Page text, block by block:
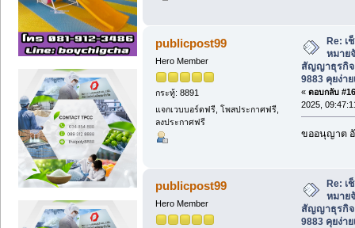
publicpost99
Hero Member
กระทู้: 8891
แจกเวบบอร์ดฟรี, โพสประกาศฟรี,
ลงประกาศฟรี
Re: เ
หมาย
สัญญาธุรกิจ
9883 คุยง่า
« ตอบกลับ
2025,
ขออนุญาต
publicpost99
Hero Member
Re: เ
หมาย
สัญญาธุรกิจ
9883 คุยง่า